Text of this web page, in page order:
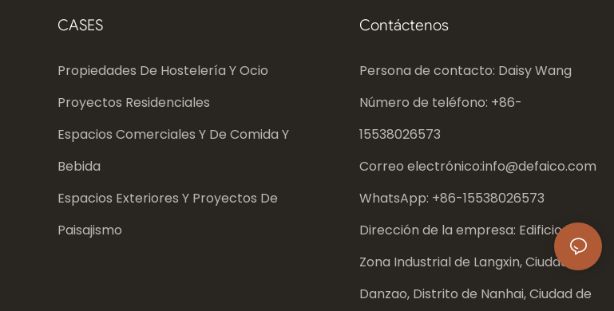
CASES
Propiedades De Hostelería Y Ocio
Proyectos Residenciales
Espacios Comerciales Y De Comida Y
Bebida
Espacios Exteriores Y Proyectos De
Paisajismo
Contáctenos
Persona de contacto: Daisy Wang
Número de teléfono: +86-
15538026573
Correo electrónico:info@defaico.com
WhatsApp: +86-15538026573
Dirección de la empresa: Edificio 8,
Zona Industrial de Langxin, Ciudad de
Danzao, Distrito de Nanhai, Ciudad de